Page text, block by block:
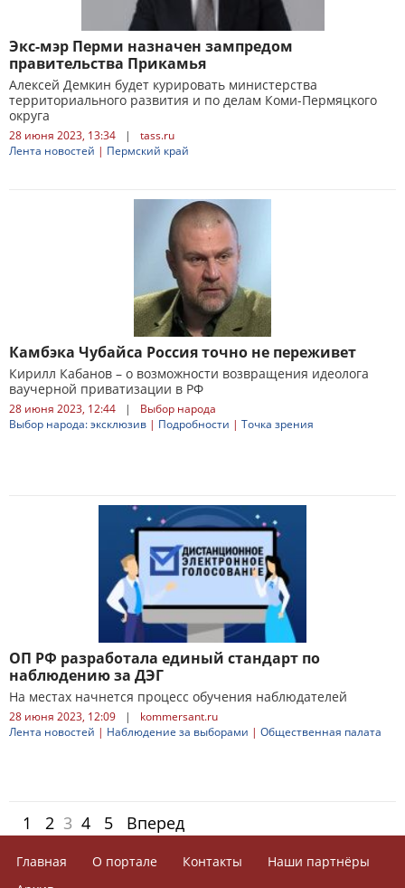
Экс-мэр Перми назначен зампредом
правительства Прикамья
Алексей Демкин будет курировать министерства
территориального развития и по делам Коми-Пермяцкого
округа
28 июня 2023, 13:34 |
tass.ru
Лента новостей | Пермский край
Камбэка Чубайса Россия точно не переживет
Кирилл Кабанов – о возможности возвращения идеолога
ваучерной приватизации в РФ
28 июня 2023, 12:44 |
Выбор народа
Выбор народа: эксклюзив | Подробности | Точка зрения
ОП РФ разработала единый стандарт по
наблюдению за ДЭГ
На местах начнется процесс обучения наблюдателей
28 июня 2023, 12:09 |
kommersant.ru
Лента новостей | Наблюдение за выборами | Общественная палата
1 2 3 4 5 Вперед
Главная О портале Контакты
Наши партнёры